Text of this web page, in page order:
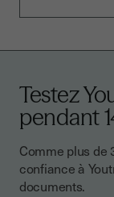
Testez
pendant
Comme plus de
confiance à
documents.